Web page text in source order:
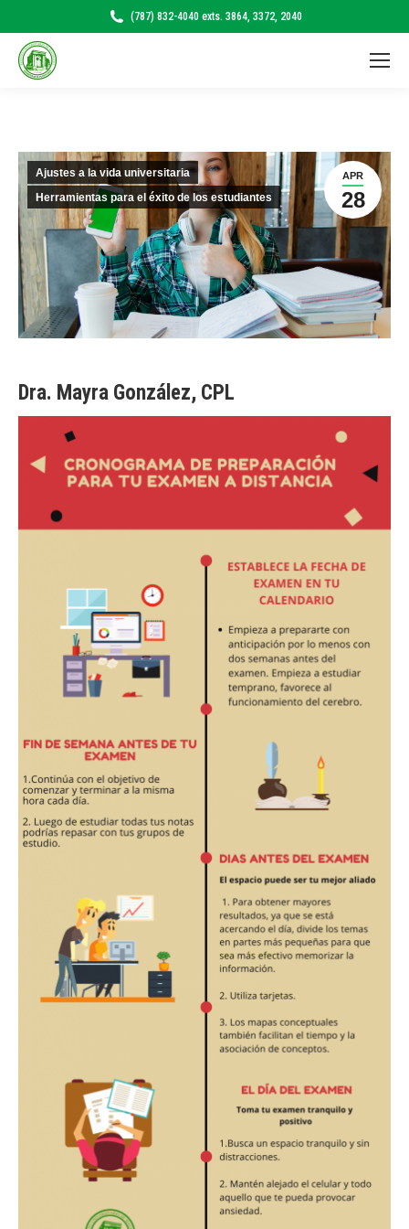
(787) 832-4040 exts. 3864, 3372, 2040
APR
28
Ajustes a la vida universitaria
Herramientas para el éxito de los estudiantes
Dra. Mayra González, CPL